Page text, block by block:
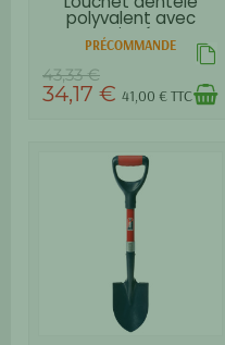
polyvalent avec
poignée
PRÉCOMMANDE
43,33 €
34,17 € 41,00 € TTC